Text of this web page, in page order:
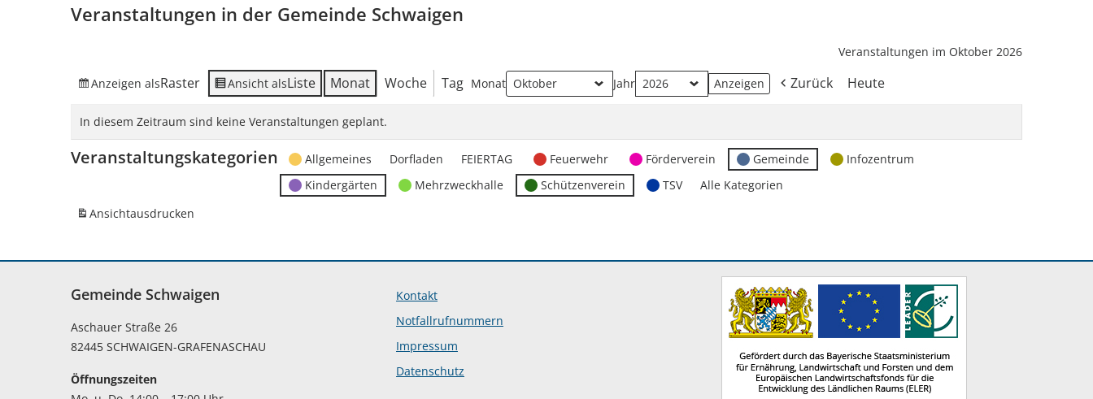
Veranstaltungen in der Gemeinde Schwaigen
Veranstaltungen im Oktober 2026
Anzeigen alsRaster Ansicht alsListe Monat Woche Tag Monat Jahr Zurück Heute
In diesem Zeitraum sind keine Veranstaltungen geplant.
Veranstaltungskategorien Allgemeines Dorfladen FEIERTAG Feuerwehr Förderverein Gemeinde
Infozentrum
Kindergärten
Mehrzweckhalle Schützenverein TSV
Alle Kategorien
Ansichtausdrucken
Gemeinde Schwaigen
Aschauer Straße 26
82445 SCHWAIGEN-GRAFENASCHAU
Öffnungszeiten
Kontakt
Notfallrufnummern
Impressum
Datenschutz